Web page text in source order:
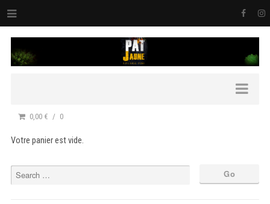
0,00 € 0
Votre panier est vide.